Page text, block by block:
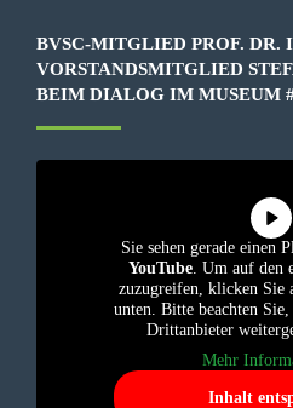
BVSC-MITGLIED PROF. DR.
VORSTANDSMITGLIED
BEIM DIALOG IM MUSEUM
Sie sehen gerade einen
YouTube. Um auf den
zuzugreifen, klicken Sie
unten. Bitte beachten Sie,
Drittanbieter
Mehr
Inhalt